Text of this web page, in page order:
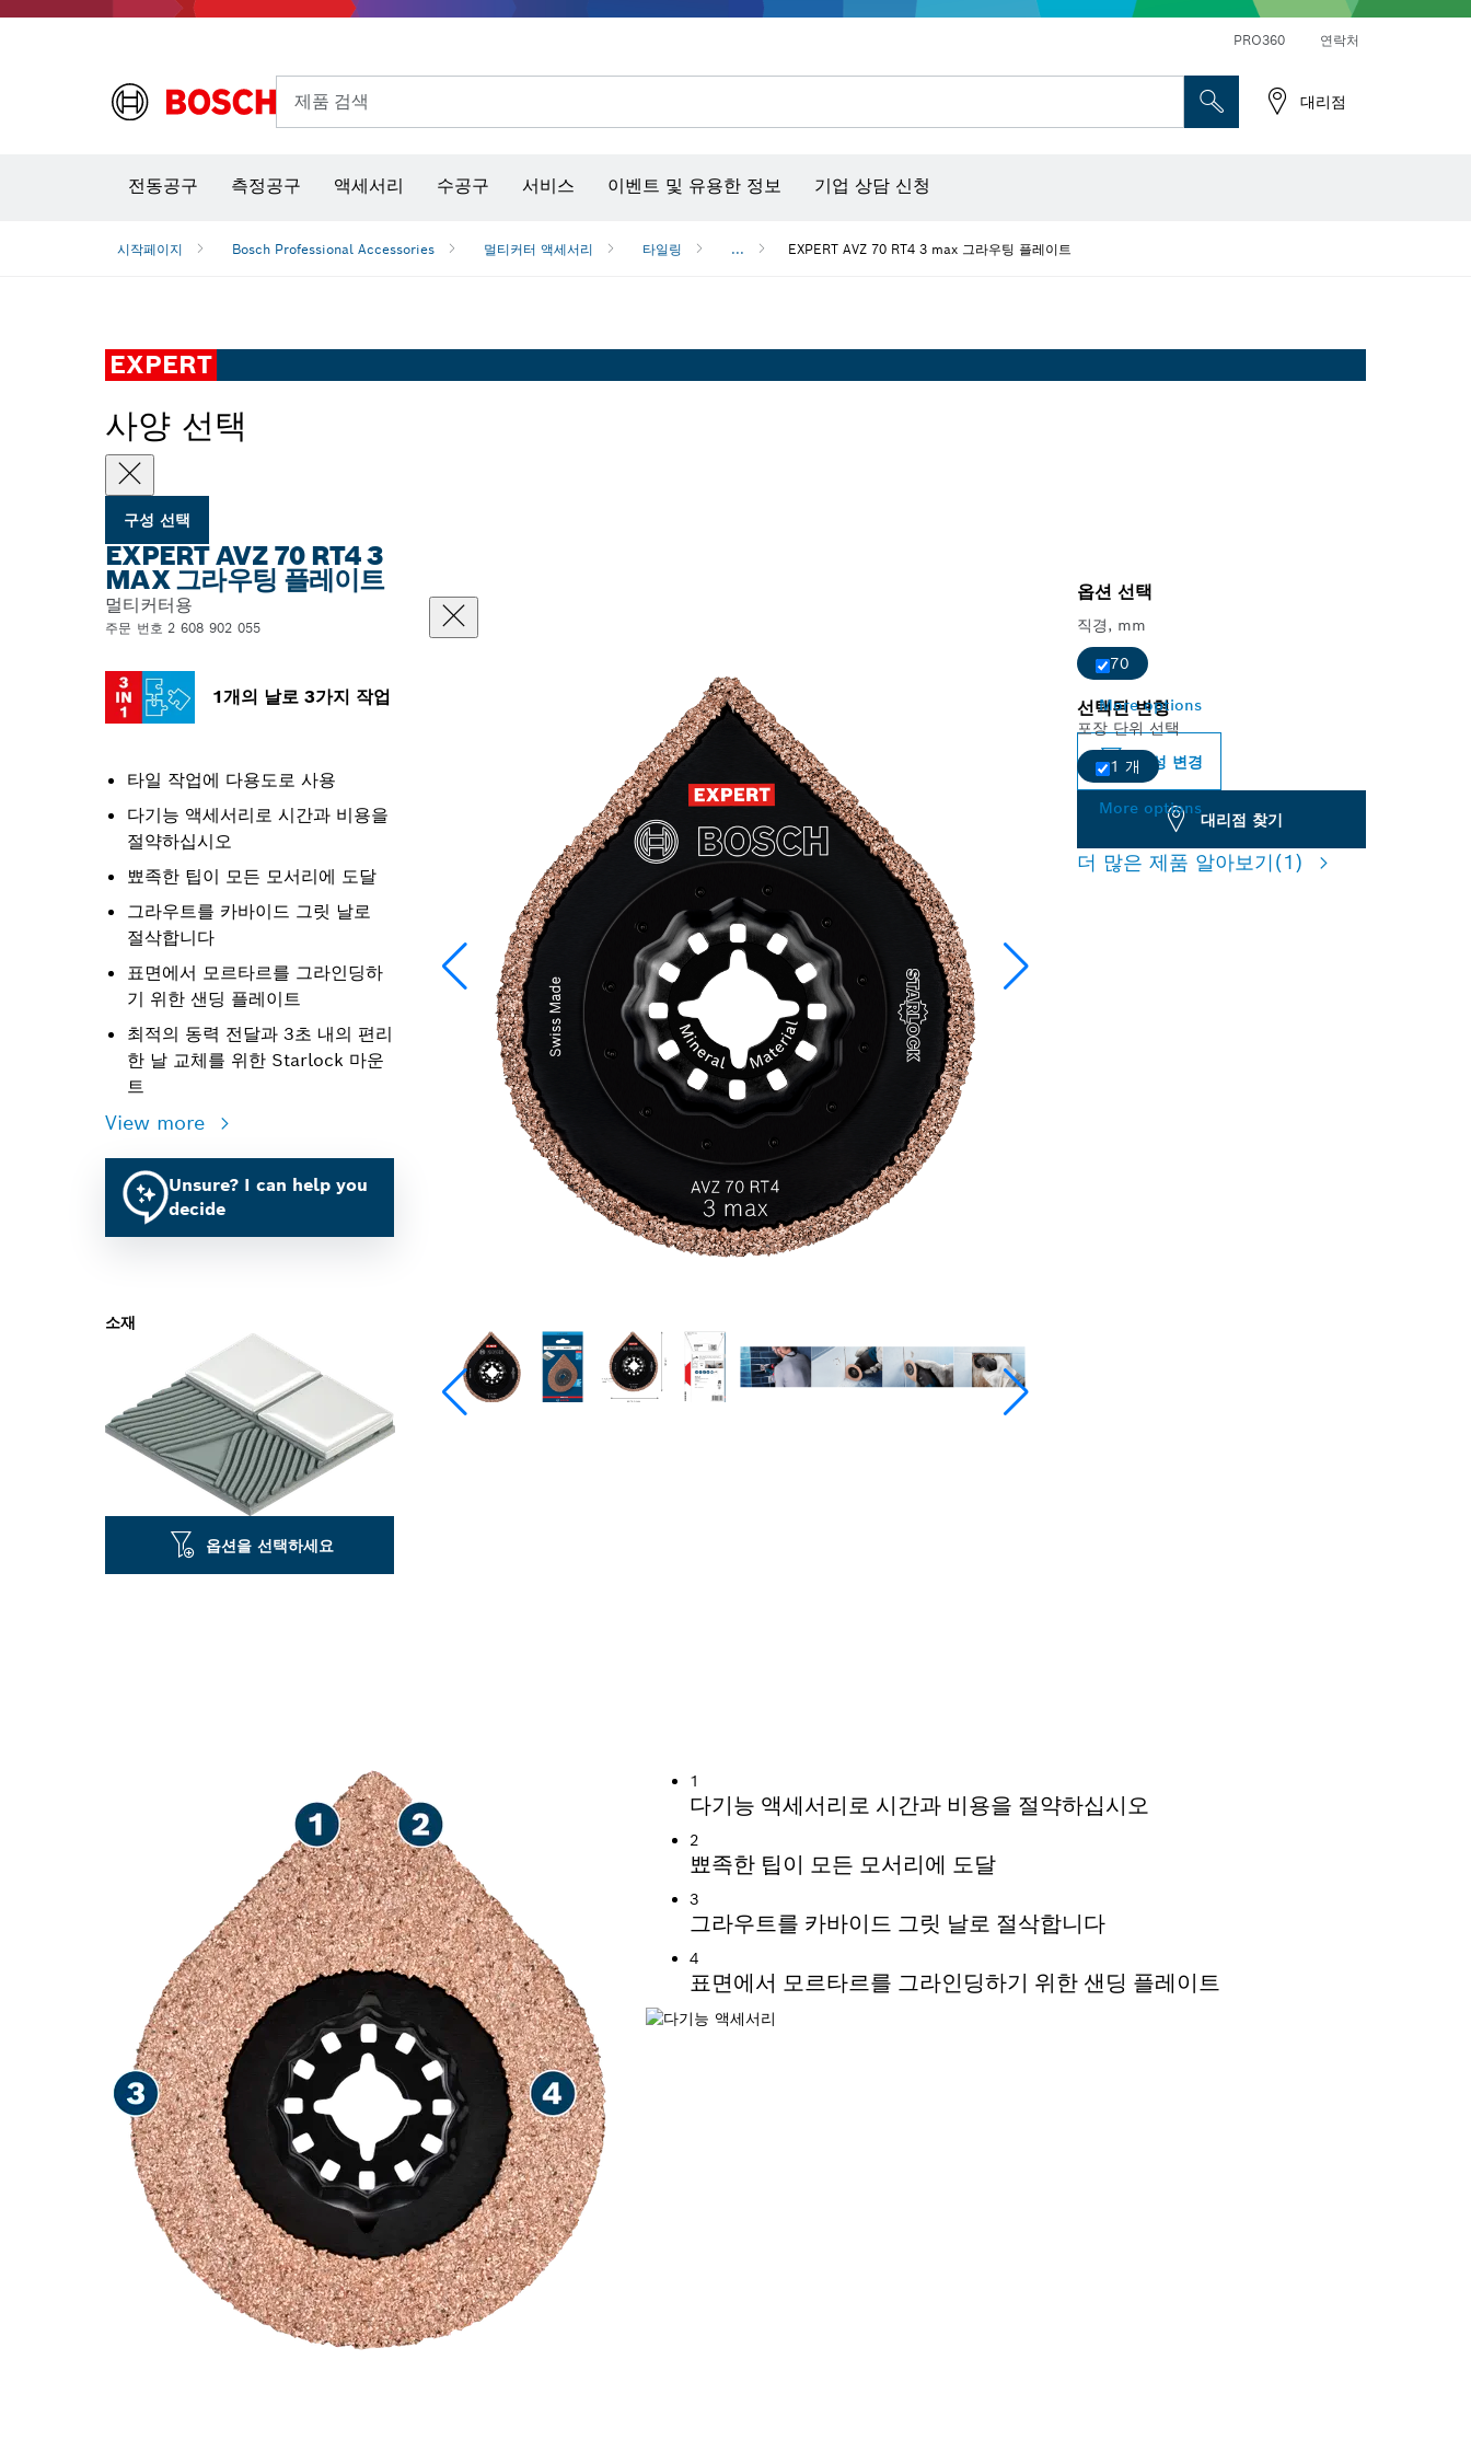
PRO360 연락처
제품 검색 대리점
전동공구 측정공구 액세서리 수공구 서비스 이벤트 및 유용한 정보 기업 상담 신청
시작페이지 Bosch Professional Accessories 멀티커터 액세서리 타일링 ... EXPERT AVZ 70 RT4 3 max 그라우팅 플레이트
EXPERT
사양 선택
구성 선택
EXPERT AVZ 70 RT4 3
MAX 그라우팅 플레이트
멀티커터용
주문 번호 2 608 902 055
1개의 날로 3가지 작업
타일 작업에 다용도로 사용
다기능 액세서리로 시간과 비용을
절약하십시오
뾰족한 팁이 모든 모서리에 도달
그라우트를 카바이드 그릿 날로
절삭합니다
표면에서 모르타르를 그라인딩하
기 위한 샌딩 플레이트
최적의 동력 전달과 3초 내의 편리
한 날 교체를 위한 Starlock 마운
트
View more
Unsure? I can help you
decide
소재
옵션을 선택하세요
옵션 선택
직경, mm
70
More options
포장 단위 선택
1 개
More options
선택된 변형
구성 변경
대리점 찾기
더 많은 제품 알아보기(1)
1
다기능 액세서리로 시간과 비용을 절약하십시오
2
뾰족한 팁이 모든 모서리에 도달
3
그라우트를 카바이드 그릿 날로 절삭합니다
4
표면에서 모르타르를 그라인딩하기 위한 샌딩 플레이트